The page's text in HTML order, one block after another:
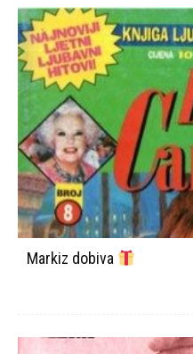
Markiz dobiva